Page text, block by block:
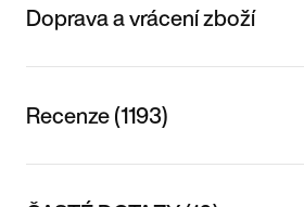
Doprava a vrácení zboží
Recenze (1193)